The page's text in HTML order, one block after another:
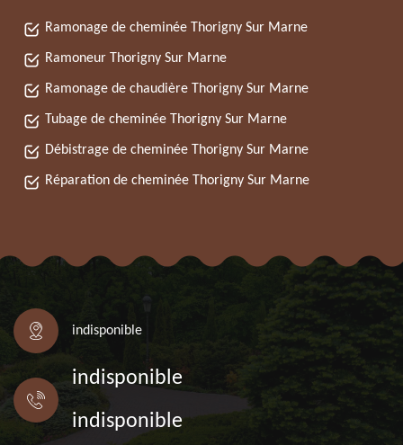
Ramonage de cheminée Thorigny Sur Marne
Ramoneur Thorigny Sur Marne
Ramonage de chaudière Thorigny Sur Marne
Tubage de cheminée Thorigny Sur Marne
Débistrage de cheminée Thorigny Sur Marne
Réparation de cheminée Thorigny Sur Marne
indisponible
indisponible
indisponible